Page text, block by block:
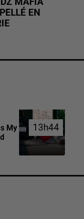
EN
My
13h44
13h44